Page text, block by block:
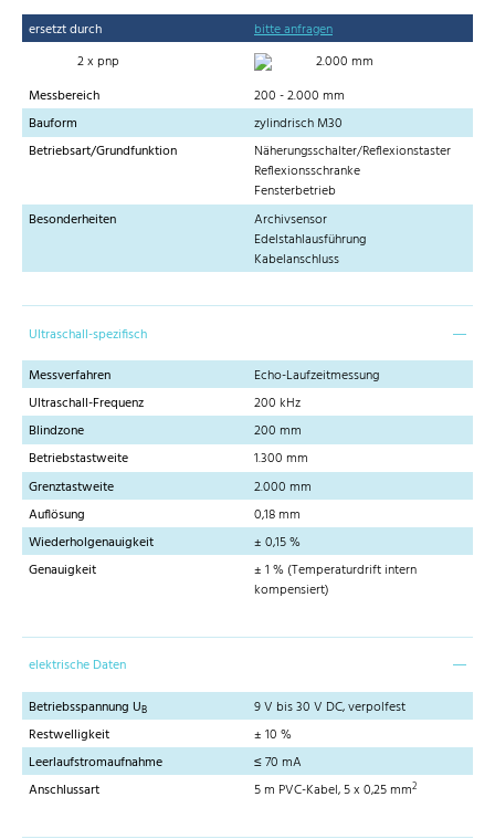
ersetzt durch
bitte anfragen
2 x pnp
2.000 mm
Messbereich
200 - 2.000 mm
Bauform
zylindrisch M30
Betriebsart/Grundfunktion
Näherungsschalter/Reflexionstaster
Reflexionsschranke
Fensterbetrieb
Besonderheiten
Archivsensor
Edelstahlausführung
Kabelanschluss
Ultraschall-spezifisch
Messverfahren
Echo-Laufzeitmessung
Ultraschall-Frequenz
200 kHz
Blindzone
200 mm
Betriebstastweite
1.300 mm
Grenztastweite
2.000 mm
Auflösung
0,18 mm
Wiederholgenauigkeit
± 0,15 %
Genauigkeit
± 1 % (Temperaturdrift intern
kompensiert)
elektrische Daten
Betriebsspannung UB
9 V bis 30 V DC, verpolfest
Restwelligkeit
± 10 %
Leerlaufstromaufnahme
≤ 70 mA
Anschlussart
5 m PVC-Kabel, 5 x 0,25 mm2